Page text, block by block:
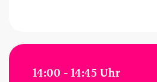
14:00 - 14:45 Uhr